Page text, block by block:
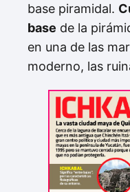
base piramidal.
base de la
en una de las
moderno, las